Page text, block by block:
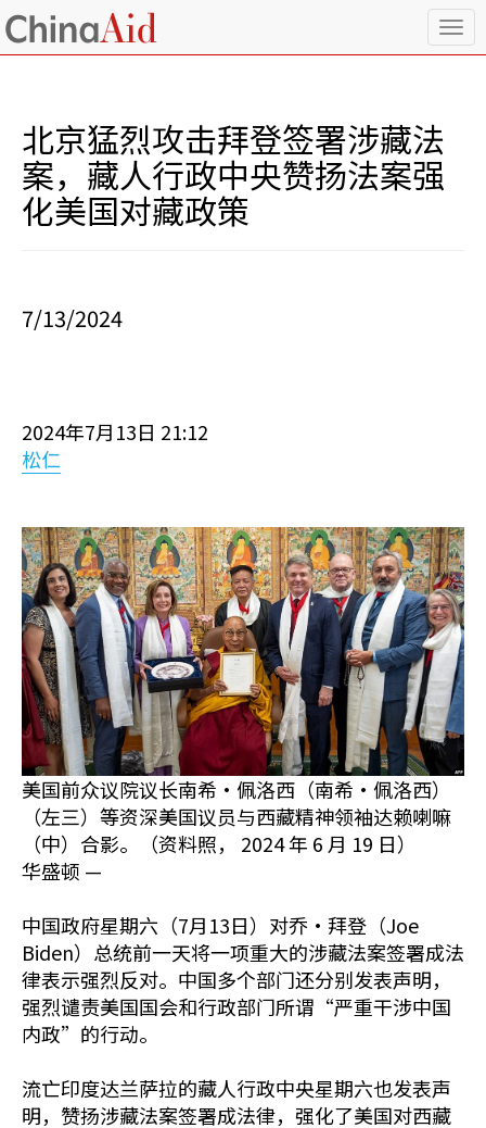
T
o
北京猛烈攻击拜登签署涉藏法
案，藏人行政中央赞扬法案强
化美国对藏政策
7/13/2024
2024年7月13日 21:12
松仁
美国前众议院议长南希·佩洛西（南希·佩洛西）
（左三）等资深美国议员与西藏精神领袖达赖喇嘛
（中）合影。（资料照， 2024 年 6 月 19 日）
华盛顿 —
中国政府星期六（7月13日）对乔·拜登（Joe
Biden）总统前一天将一项重大的涉藏法案签署成法
律表示强烈反对。中国多个部门还分别发表声明，
强烈谴责美国国会和行政部门所谓“严重干涉中国
内政”的行动。
流亡印度达兰萨拉的藏人行政中央星期六也发表声
明，赞扬涉藏法案签署成法律，强化了美国对西藏